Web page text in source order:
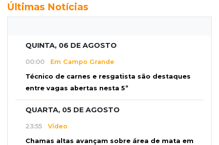
Últimas Notícias
QUINTA, 06 DE AGOSTO
00:00 Em Campo Grande
Técnico de carnes e resgatista são destaques
entre vagas abertas nesta 5ª
QUARTA, 05 DE AGOSTO
23:55 Vídeo
Chamas altas avançam sobre área de mata em